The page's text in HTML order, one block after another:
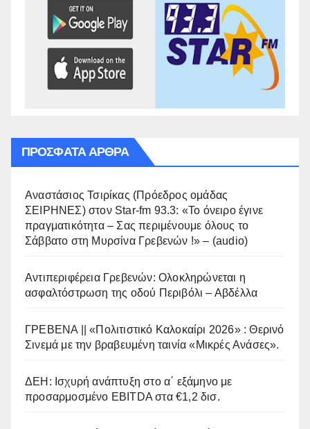
ΠΡΌΣΦΑΤΑ ΆΡΘΡΑ
Αναστάσιος Τσιρίκας (Πρόεδρος ομάδας
ΣΕΙΡΗΝΕΣ) στον Star-fm 93.3: «Το όνειρο έγινε
πραγματικότητα – Σας περιμένουμε όλους το
Σάββατο στη Μυρσίνα Γρεβενών !» – (audio)
Αντιπεριφέρεια Γρεβενών: Ολοκληρώνεται η
ασφαλτόστρωση της οδού Περιβόλι – Αβδέλλα
ΓΡΕΒΕΝΑ || «Πολιτιστικό Καλοκαίρι 2026» : Θερινό
Σινεμά με την βραβευμένη ταινία «Μικρές Ανάσες».
ΔΕΗ: Ισχυρή ανάπτυξη στο α΄ εξάμηνο με
προσαρμοσμένο EBITDA στα €1,2 δισ.